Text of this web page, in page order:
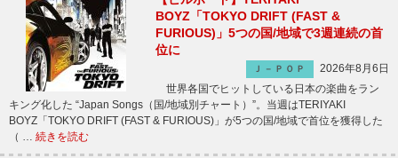
BOYZ「TOKYO DRIFT (FAST &
FURIOUS)」5つの国/地域で3週連続の首
位に
Ｊ－ＰＯＰ
2026年8月6日
世界各国でヒットしている日本の楽曲をラン
キング化した “Japan Songs（国/地域別チャート）”。当週はTERIYAKI
BOYZ「TOKYO DRIFT (FAST & FURIOUS)」が5つの国/地域で首位を獲得した
（ … 続きを読む